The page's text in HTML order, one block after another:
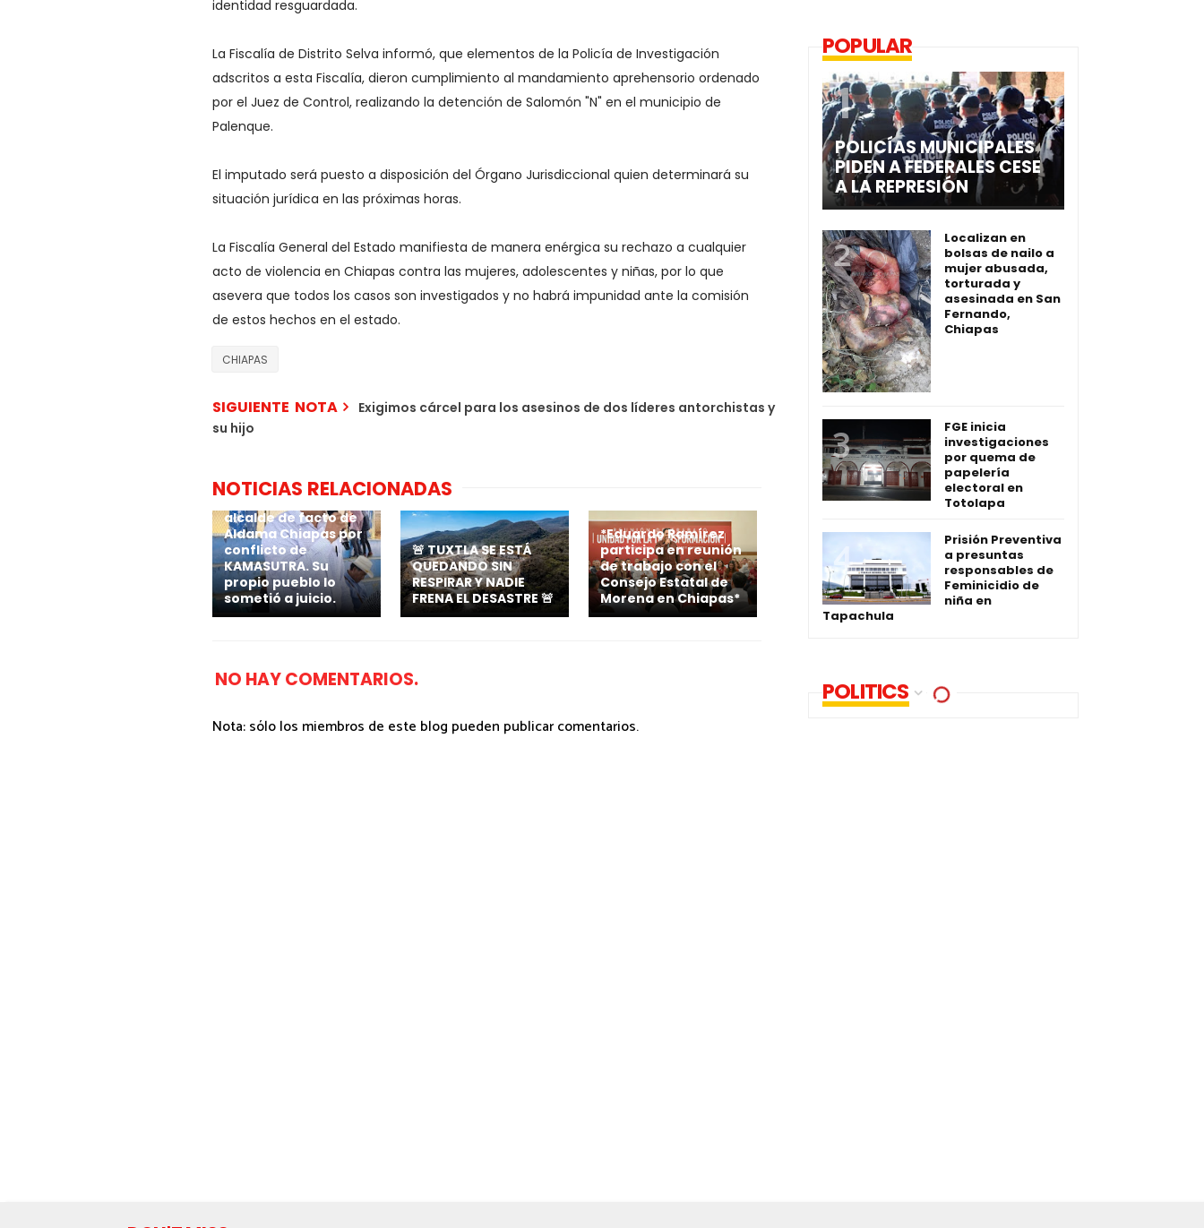
identidad resguardada.
La Fiscalía de Distrito Selva informó, que elementos de la Policía de Investigación
adscritos a esta Fiscalía, dieron cumplimiento al mandamiento aprehensorio ordenado
por el Juez de Control, realizando la detención de Salomón "N" en el municipio de
Palenque.
El imputado será puesto a disposición del Órgano Jurisdiccional quien determinará su
situación jurídica en las próximas horas.
La Fiscalía General del Estado manifiesta de manera enérgica su rechazo a cualquier
acto de violencia en Chiapas contra las mujeres, adolescentes y niñas, por lo que
asevera que todos los casos son investigados y no habrá impunidad ante la comisión
de estos hechos en el estado.
CHIAPAS
SIGUIENTE NOTA
Exigimos cárcel para los asesinos de dos líderes antorchistas y
su hijo
NOTICIAS RELACIONADAS
Por calenturiento 4
alcalde de facto de
Aldama Chiapas por
conflicto de
KAMASUTRA. Su
propio pueblo lo
sometió a juicio.
🚨 TUXTLA SE ESTÁ
QUEDANDO SIN
RESPIRAR Y NADIE
FRENA EL DESASTRE 🚨
*Eduardo Ramírez
participa en reunión
de trabajo con el
Consejo Estatal de
Morena en Chiapas*
NO HAY COMENTARIOS.
Nota: sólo los miembros de este blog pueden publicar comentarios.
POPULAR
POLICÍAS MUNICIPALES
PIDEN A FEDERALES CESE
A LA REPRESIÓN
Localizan en
bolsas de nailo a
mujer abusada,
torturada y
asesinada en San
Fernando,
Chiapas
FGE inicia
investigaciones
por quema de
papelería
electoral en
Totolapa
Prisión Preventiva
a presuntas
responsables de
Feminicidio de
niña en
Tapachula
POLITICS